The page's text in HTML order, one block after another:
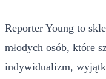
Reporter Young to
młodych osób, które
indywidualizm,